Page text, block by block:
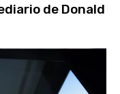
de Donald